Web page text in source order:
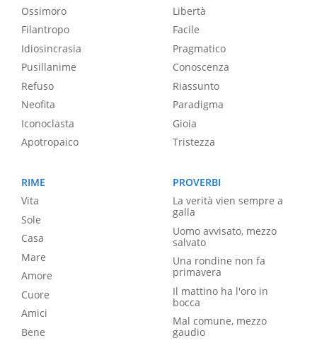
Ossimoro
Filantropo
Idiosincrasia
Pusillanime
Refuso
Neofita
Iconoclasta
Apotropaico
Libertà
Facile
Pragmatico
Conoscenza
Riassunto
Paradigma
Gioia
Tristezza
RIME
Vita
Sole
Casa
Mare
Amore
Cuore
Amici
Bene
PROVERBI
La verità vien sempre a
galla
Uomo avvisato, mezzo
salvato
Una rondine non fa
primavera
Il mattino ha l'oro in
bocca
Mal comune, mezzo
gaudio